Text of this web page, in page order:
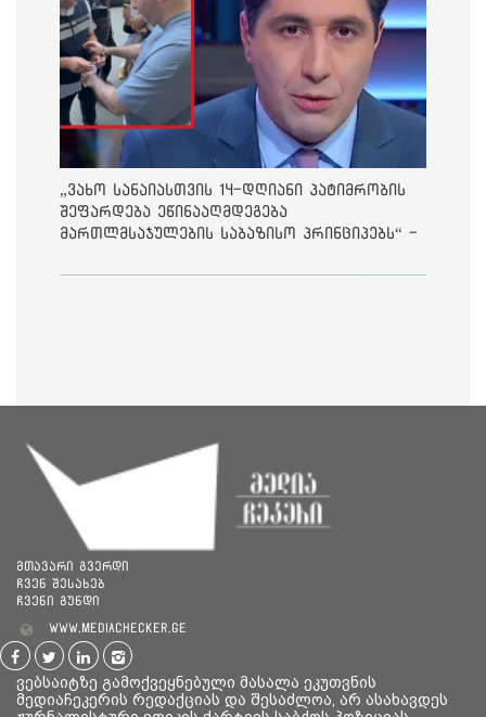
„ვახო სანაიასთვის 14-დღიანი პატიმრობის
შეფარდება ეწინააღმდეგება
მართლმსაჯულების საბაზისო პრინციპებს“ -
მთავარი გვერდი
ჩვენ შესახებ
ჩვენი გუნდი
www.mediachecker.ge
ვებსაიტზე გამოქვეყნებული მასალა ეკუთვნის
მედიაჩეკერის რედაქციას და შესაძლოა, არ ასახავდეს